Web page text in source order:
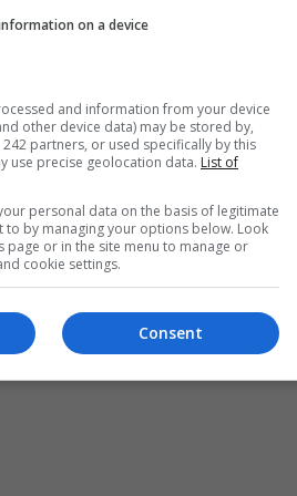
POLITICA
S.R.L - Interzisă copierea conținutului
on a device
and information from your device
other device data) may be stored by,
partners, or used specifically by this
use precise geolocation data. List of
personal data on the basis of legitimate
to by managing your options below. Look
or in the site menu to manage or
cookie settings.
Consent